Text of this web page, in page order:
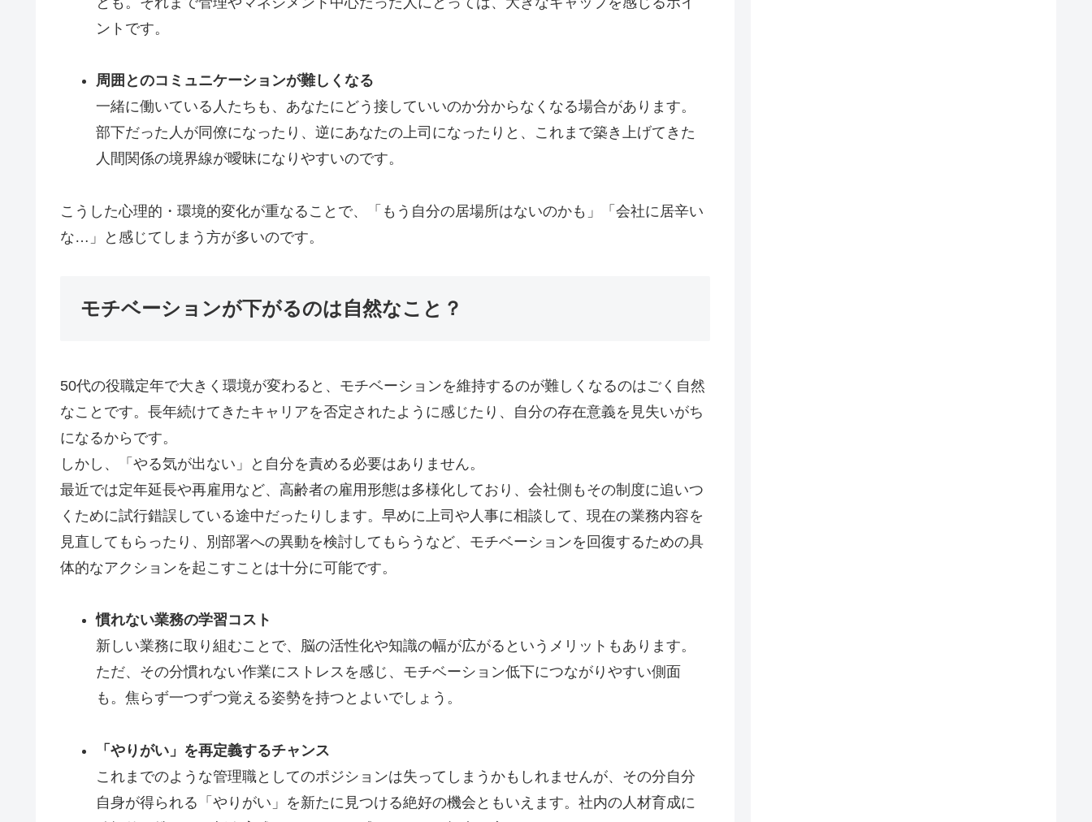
ントです。
周囲とのコミュニケーションが難しくなる
一緒に働いている人たちも、あなたにどう接していいのか分からなくなる場合があります。
部下だった人が同僚になったり、逆にあなたの上司になったりと、これまで築き上げてきた
人間関係の境界線が曖昧になりやすいのです。
こうした心理的・環境的変化が重なることで、「もう自分の居場所はないのかも」「会社に居辛い
な…」と感じてしまう方が多いのです。
モチベーションが下がるのは自然なこと？
50代の役職定年で大きく環境が変わると、モチベーションを維持するのが難しくなるのはごく自然
なことです。長年続けてきたキャリアを否定されたように感じたり、自分の存在意義を見失いがち
になるからです。
しかし、「やる気が出ない」と自分を責める必要はありません。
最近では定年延長や再雇用など、高齢者の雇用形態は多様化しており、会社側もその制度に追いつ
くために試行錯誤している途中だったりします。早めに上司や人事に相談して、現在の業務内容を
見直してもらったり、別部署への異動を検討してもらうなど、モチベーションを回復するための具
体的なアクションを起こすことは十分に可能です。
慣れない業務の学習コスト
新しい業務に取り組むことで、脳の活性化や知識の幅が広がるというメリットもあります。
ただ、その分慣れない作業にストレスを感じ、モチベーション低下につながりやすい側面
も。焦らず一つずつ覚える姿勢を持つとよいでしょう。
「やりがい」を再定義するチャンス
これまでのような管理職としてのポジションは失ってしまうかもしれませんが、その分自分
自身が得られる「やりがい」を新たに見つける絶好の機会ともいえます。社内の人材育成に